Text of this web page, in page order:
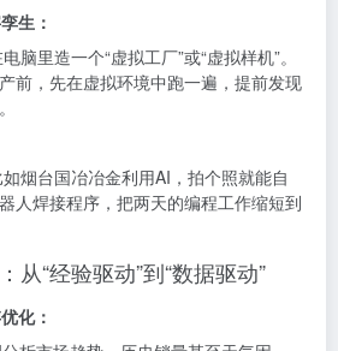
生：
脑里造一个“虚拟工厂”或“虚拟样机”。
前，先在虚拟环境中跑一遍，提前发现
。
如烟台国冶冶金利用AI，拍个照就能自
人焊接程序，把两天的编程工作缩短到
从“经验驱动”到“数据驱动”
化：